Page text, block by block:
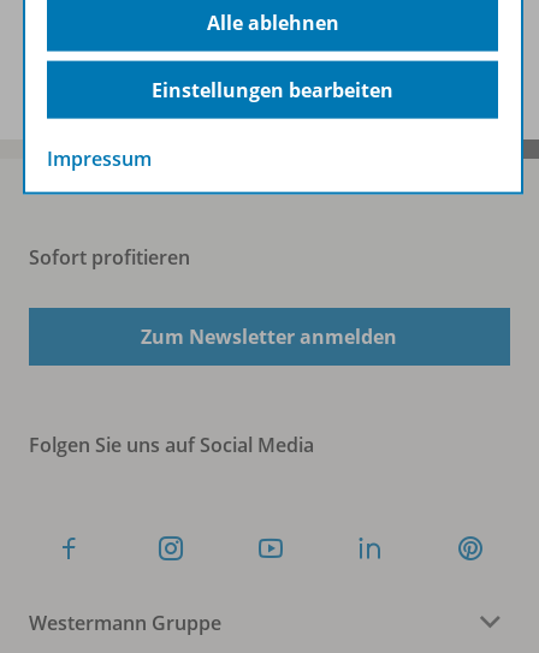
Spar-Pakete
Sofort profitieren
Zum Newsletter anmelden
Folgen Sie uns auf Social Media
Westermann Gruppe
Alle ablehnen
Einstellungen bearbeiten
Impressum